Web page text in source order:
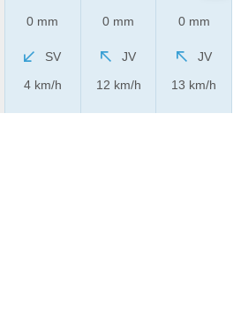
0 mm
SV
4 km/h
0 mm
JV
12 km/h
0 mm
JV
13 km/h